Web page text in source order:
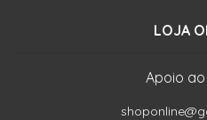
LOJA
Apoio